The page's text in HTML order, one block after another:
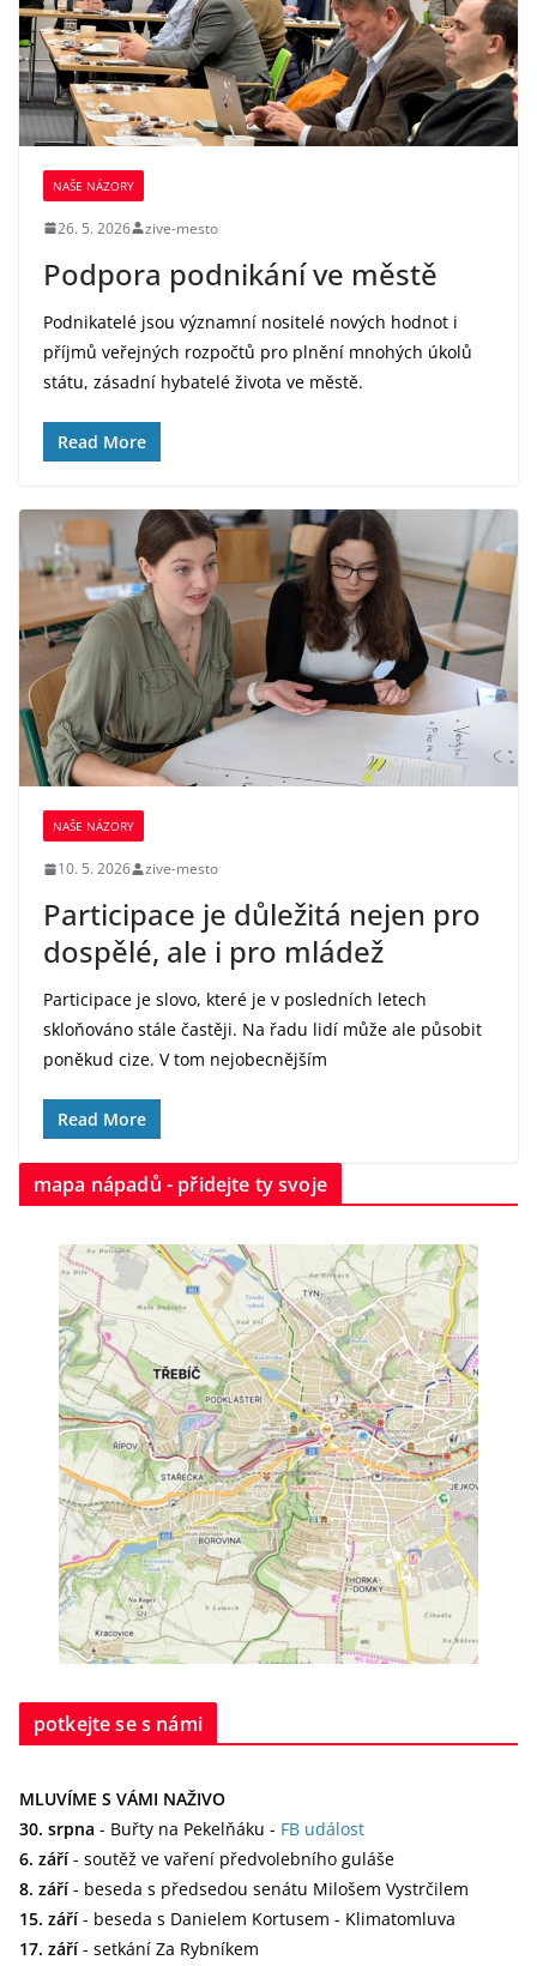
NAŠE NÁZORY
26. 5. 2026 zive-mesto
Podpora podnikání ve městě
Podnikatelé jsou významní nositelé nových hodnot i
příjmů veřejných rozpočtů pro plnění mnohých úkolů
státu, zásadní hybatelé života ve městě.
Read More
NAŠE NÁZORY
10. 5. 2026 zive-mesto
Participace je důležitá nejen pro
dospělé, ale i pro mládež
Participace je slovo, které je v posledních letech
skloňováno stále častěji. Na řadu lidí může ale působit
poněkud cize. V tom nejobecnějším
Read More
mapa nápadů - přidejte ty svoje
potkejte se s námi
MLUVÍME S VÁMI NAŽIVO
30. srpna - Buřty na Pekelňáku - FB událost
6. září - soutěž ve vaření předvolebního guláše
8. září - beseda s předsedou senátu Milošem Vystrčilem
15. září - beseda s Danielem Kortusem - Klimatomluva
17. září - setkání Za Rybníkem